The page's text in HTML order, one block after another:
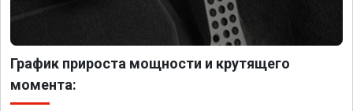
График прироста мощности и крутящего
момента: